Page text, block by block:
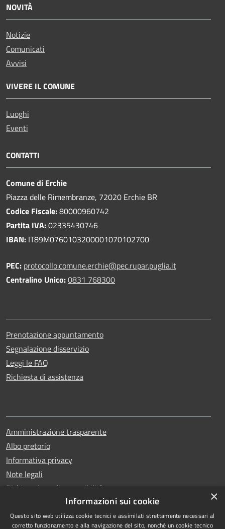
NOVITÀ
Notizie
Comunicati
Avvisi
VIVERE IL COMUNE
Luoghi
Eventi
CONTATTI
Comune di Erchie
Piazza delle Rimembranze, 72020 Erchie BR
Codice Fiscale:80000960742
Partita IVA:02335430746
IBAN: IT89M0760103200001070102700
PEC: protocollo.comune.erchie@pec.rupar.puglia.it
Centralino Unico:0831 768300
Prenotazione appuntamento
Segnalazione disservizio
Leggi le FAQ
Richiesta di assistenza
Amministrazione trasparente
Albo pretorio
Informativa privacy
Note legali
Dichiarazione di accessibilità
×
Informazioni sui cookie
Questo sito web utilizza cookie tecnici e assimilati strettamente necessari al
corretto funzionamento e alla navigazione del sito, nonché un cookie tecnico